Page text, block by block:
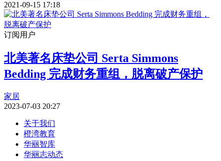
2021-09-15 17:18
订阅用户
北美著名床垫公司 Serta Simmons
Bedding 完成财务重组，脱离破产保护
家居
2023-07-03 20:27
关于我们
橙湾教育
华丽智库
华丽志动态